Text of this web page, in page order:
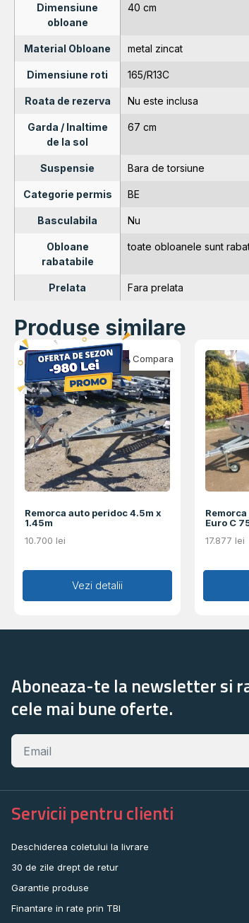
Dimensiune
obloane
40 cm
Material Obloane metal zincat
Dimensiune roti 165/R13C
Roata de rezerva Nu este inclusa
Garda / Inaltime
de la sol
67 cm
Suspensie Bara de torsiune
Categorie permis BE
Basculabila Nu
Obloane
rabatabile
toate obloanele sunt
Prelata Fara prelata
Produse similare
Remorca auto peridoc 4.5m x
1.45m
10.700 lei
Adaugă în coș
Vezi detalii
Compara
Euro C
17.877 lei
Aboneaza-te la newsletter si
cele mai bune oferte.
Servicii pentru clienti
Deschiderea coletului la livrare
30 de zile drept de retur
Garantie produse
Finantare in rate prin TBI